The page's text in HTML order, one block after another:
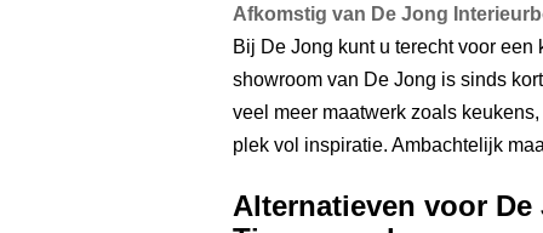
Afkomstig van De Jong
Bij De Jong kunt u terecht voor
showroom van De Jong is sinds
veel meer maatwerk zoals
plek vol inspiratie. Ambachtelijk
Alternatieven voor